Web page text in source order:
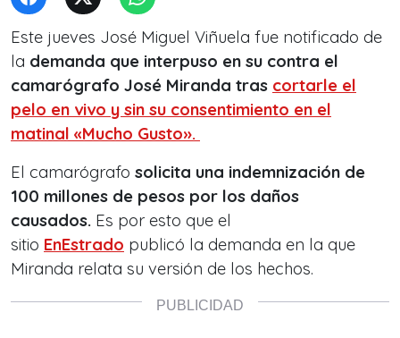
Este jueves José Miguel Viñuela fue notificado de
la demanda que interpuso en su contra el
camarógrafo José Miranda tras cortarle el
pelo en vivo y sin su consentimiento en el
matinal «Mucho Gusto».
El camarógrafo solicita una indemnización de
100 millones de pesos por los daños
causados. Es por esto que el
sitio EnEstrado publicó la demanda en la que
Miranda relata su versión de los hechos.